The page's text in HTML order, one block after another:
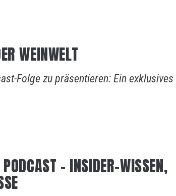
WEINWELT
Folge zu präsentieren: Ein exklusives
– INSIDER-WISSEN,